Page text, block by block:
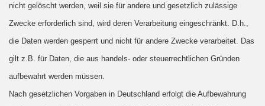
nicht gelöscht werden, weil sie für andere und gesetzlich zulässige
Zwecke erforderlich sind, wird deren Verarbeitung eingeschränkt. D.h.,
die Daten werden gesperrt und nicht für andere Zwecke verarbeitet. Das
gilt z.B. für Daten, die aus handels- oder steuerrechtlichen Gründen
aufbewahrt werden müssen.
Nach gesetzlichen Vorgaben in Deutschland erfolgt die Aufbewahrung